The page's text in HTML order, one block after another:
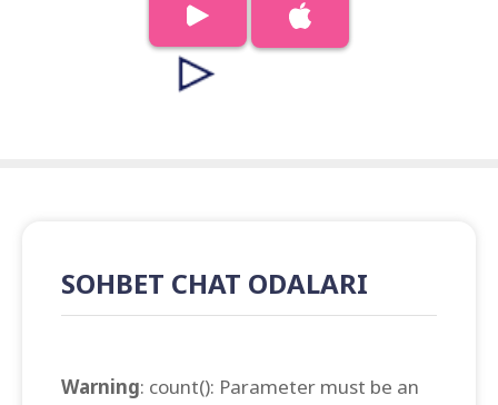
SOHBET CHAT ODALARI
Warning: count(): Parameter must be an